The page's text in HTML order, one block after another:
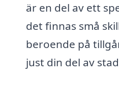
är en del av ett
det finnas små
beroende på
just din del av